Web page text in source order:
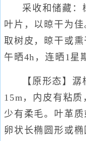
采收和储藏：
叶片，以晾干为
取树皮，晾干或
午晒4h，连晒1星
【原形态】
15m，内皮有粘
少有柔毛。叶革
卵状长椭圆形或